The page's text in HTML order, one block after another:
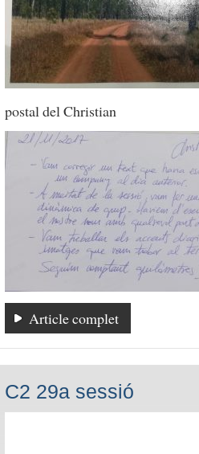
postal del Christian
Article complet
C2 29a sessió